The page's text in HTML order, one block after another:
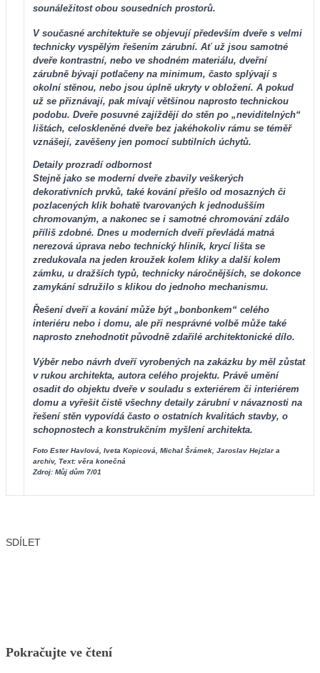
sounáležitost obou sousedních prostorů.
V současné architektuře se objevují především dveře s velmi
technicky vyspělým řešením zárubní. Ať už jsou samotné
dveře kontrastní, nebo ve shodném materiálu, dveřní
zárubně bývají potlačeny na minimum, často splývají s
okolní stěnou, nebo jsou úplně ukryty v obložení. A pokud
už se přiznávají, pak mívají většinou naprosto technickou
podobu. Dveře posuvné zajíždějí do stěn po „neviditelných“
lištách, celoskleněné dveře bez jakéhokoliv rámu se téměř
vznášejí, zavěšeny jen pomocí subtilních úchytů.
Detaily prozradí odbornost
Stejně jako se moderní dveře zbavily veškerých
dekorativních prvků, také kování přešlo od mosazných či
pozlacených klik bohatě tvarovaných k jednodušším
chromovaným, a nakonec se i samotné chromování zdálo
příliš zdobné. Dnes u moderních dveří převládá matná
nerezová úprava nebo technický hliník, krycí lišta se
zredukovala na jeden kroužek kolem kliky a další kolem
zámku, u dražších typů, technicky náročnějších, se dokonce
zamykání sdružilo s klikou do jednoho mechanismu.
Řešení dveří a kování může být „bonbonkem“ celého
interiéru nebo i domu, ale při nesprávné volbě může také
naprosto znehodnotit původně zdařilé architektonické dílo.
Výběr nebo návrh dveří vyrobených na zakázku by měl zůstat
v rukou architekta, autora celého projektu. Právě umění
osadit do objektu dveře v souladu s exteriérem či interiérem
domu a vyřešit čistě všechny detaily zárubní v návaznosti na
řešení stěn vypovídá často o ostatních kvalitách stavby, o
schopnostech a konstrukčním myšlení architekta.
Foto Ester Havlová, Iveta Kopicová, Michal Šrámek, Jaroslav Hejzlar a
archiv, Text: věra konečná
Zdroj: Můj dům 7/01
SDÍLET
Pokračujte ve čtení